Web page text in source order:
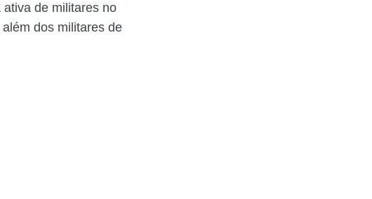
de militares no
dos militares de